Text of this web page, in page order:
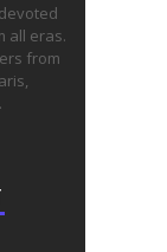
all eras.
from